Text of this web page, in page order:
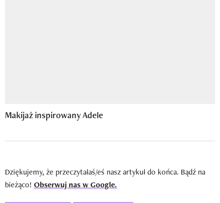
Makijaż inspirowany Adele
Dziękujemy, że przeczytałaś/eś nasz artykuł do końca. Bądź na
bieżąco! Obserwuj nas w Google.